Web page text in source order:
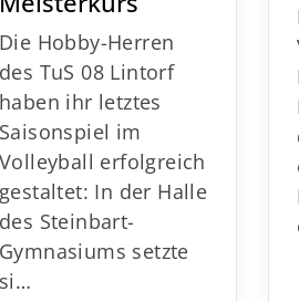
Die Hobby-Herren
des TuS 08 Lintorf
haben ihr letztes
Saisonspiel im
Volleyball erfolgreich
gestaltet: In der Halle
des Steinbart-
Gymnasiums setzte
si…